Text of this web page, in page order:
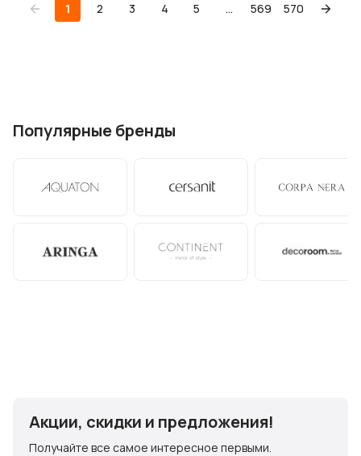
1 2 3 4 5 ... 569 570
Популярные бренды
Акции, скидки и предложения!
Получайте все самое интересное первыми.